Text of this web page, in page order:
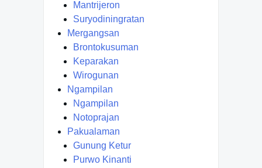
Mantrijeron
Suryodiningratan
Mergangsan
Brontokusuman
Keparakan
Wirogunan
Ngampilan
Ngampilan
Notoprajan
Pakualaman
Gunung Ketur
Purwo Kinanti